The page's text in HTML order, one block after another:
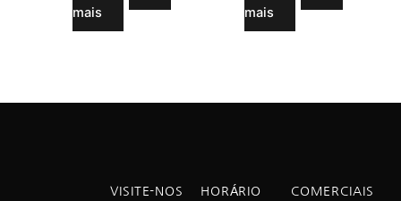
mais
mais
VISITE-NOS HORÁRIO COMERCIAIS